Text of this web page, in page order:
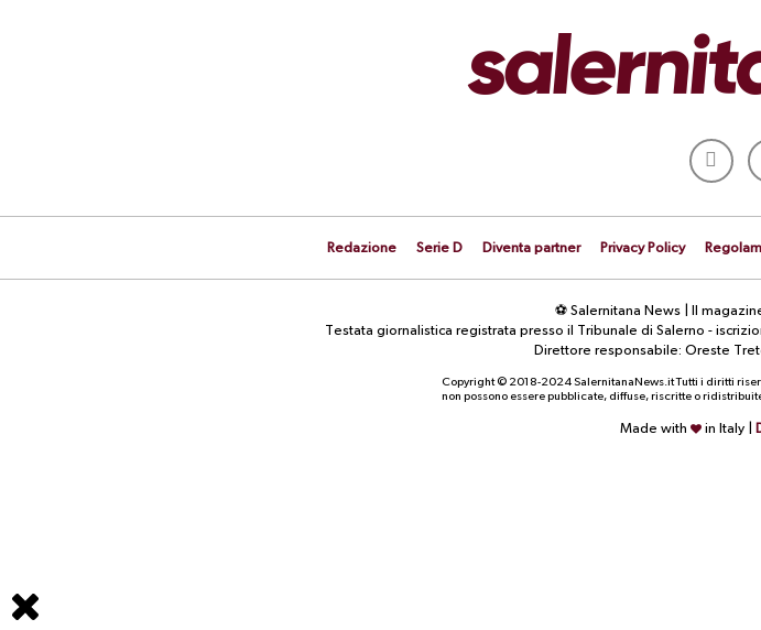
Redazione Serie D Diventa partner Privacy Policy
⚽ Salernitana News | Il
Testata giornalistica registrata presso il Tribunale di Salerno -
Direttore responsabile: Oreste
Copyright © 2018-2024 SalernitanaNews.it Tutti i diritti
non possono essere pubblicate, diffuse, riscritte o
Made with in Italy |